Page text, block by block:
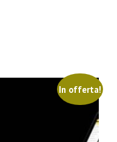
In offerta!